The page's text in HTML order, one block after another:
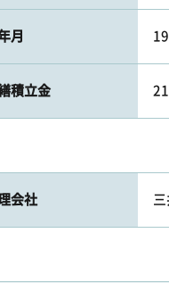
月
積立金
会社